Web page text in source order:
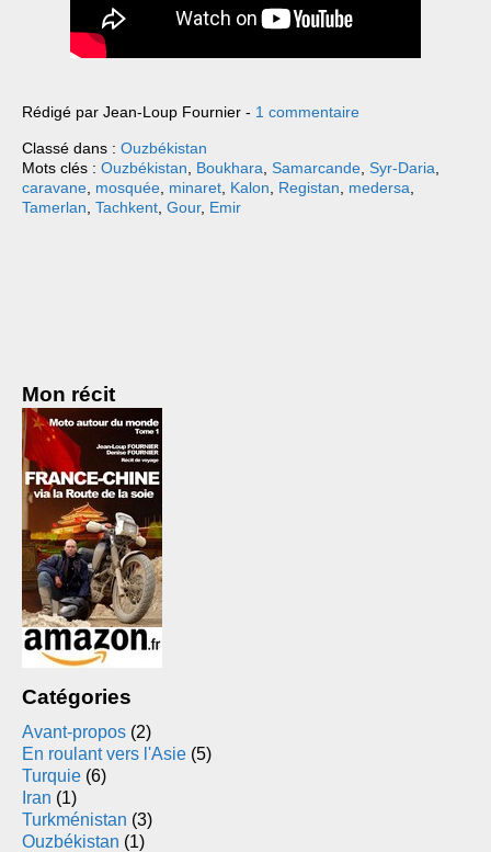
Rédigé par Jean-Loup Fournier - 1 commentaire
Classé dans : Ouzbékistan
Mots clés : Ouzbékistan Boukhara Samarcande Syr-Daria
caravane mosquée minaret Kalon Registan medersa
Tamerlan Tachkent Gour, Emir
Mon récit
Catégories
Avant-propos (2)
En roulant vers l'Asie (5)
Turquie (6)
Iran (1)
Turkménistan (3)
Ouzbékistan (1)